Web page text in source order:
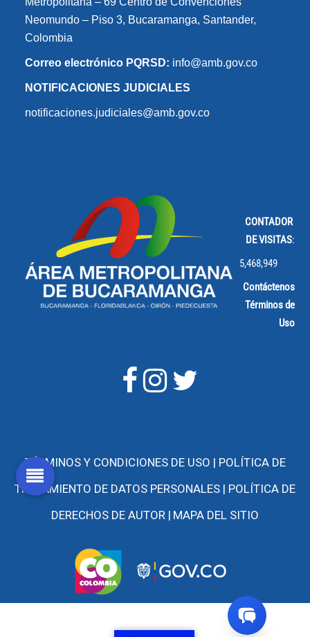
Neomundo – Piso 3, Bucaramanga, Santander,
Colombia
Correo electrónico PQRSD: info@amb.gov.co
NOTIFICACIONES JUDICIALES
notificaciones.judiciales@amb.gov.co
CONTADOR
DE VISITAS:
5,468,949
Contáctenos
Términos de
Uso
TÉRMINOS Y CONDICIONES DE USO | POLÍTICA DE
TRATAMIENTO DE DATOS PERSONALES | POLÍTICA DE
DERECHOS DE AUTOR | MAPA DEL SITIO